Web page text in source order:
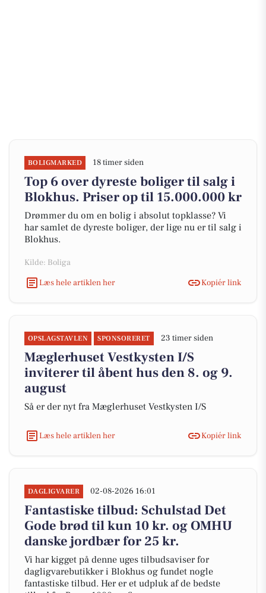
BOLIGMARKED 18 timer siden
Top 6 over dyreste boliger til salg i
Blokhus. Priser op til 15.000.000 kr
Drømmer du om en bolig i absolut topklasse? Vi
har samlet de dyreste boliger, der lige nu er til salg i
Blokhus.
Kilde: Boliga
Læs hele artiklen her
Kopiér link
OPSLAGSTAVLEN SPONSORERET 23 timer siden
Mæglerhuset Vestkysten I/S
inviterer til åbent hus den 8. og 9.
august
Så er der nyt fra Mæglerhuset Vestkysten I/S
Læs hele artiklen her Kopiér link
DAGLIGVARER 02-08-2026 16:01
Fantastiske tilbud: Schulstad Det
Gode brød til kun 10 kr. og OMHU
danske jordbær for 25 kr.
Vi har kigget på denne uges tilbudsaviser for
dagligvarebutikker i Blokhus og fundet nogle
fantastiske tilbud. Her er et udpluk af de bedste